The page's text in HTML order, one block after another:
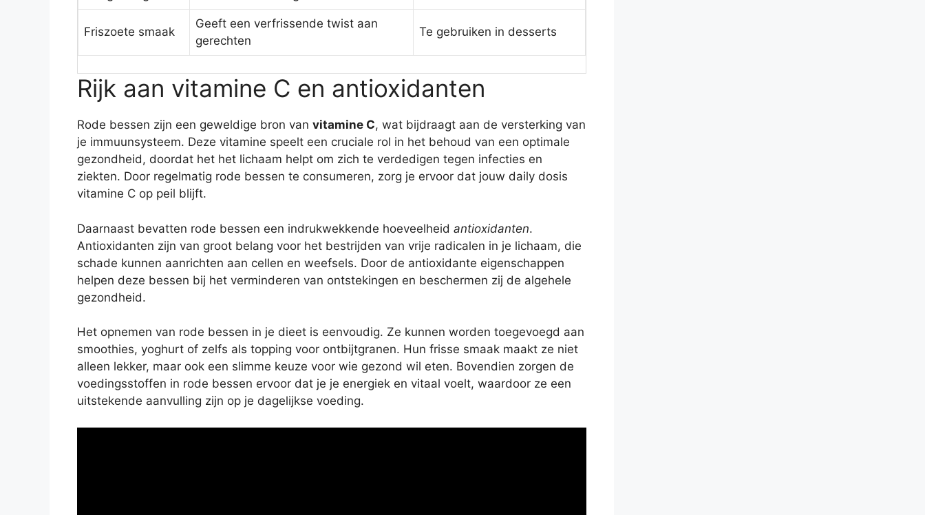
Friszoete smaak
Geeft een verfrissende twist aan
gerechten
Te gebruiken in desserts
Rijk aan vitamine C en antioxidanten
Rode bessen zijn een geweldige bron van vitamine C, wat bijdraagt aan de versterking van
je immuunsysteem. Deze vitamine speelt een cruciale rol in het behoud van een optimale
gezondheid, doordat het het lichaam helpt om zich te verdedigen tegen infecties en
ziekten. Door regelmatig rode bessen te consumeren, zorg je ervoor dat jouw daily dosis
vitamine C op peil blijft.
Daarnaast bevatten rode bessen een indrukwekkende hoeveelheid antioxidanten.
Antioxidanten zijn van groot belang voor het bestrijden van vrije radicalen in je lichaam, die
schade kunnen aanrichten aan cellen en weefsels. Door de antioxidante eigenschappen
helpen deze bessen bij het verminderen van ontstekingen en beschermen zij de algehele
gezondheid.
Het opnemen van rode bessen in je dieet is eenvoudig. Ze kunnen worden toegevoegd aan
smoothies, yoghurt of zelfs als topping voor ontbijtgranen. Hun frisse smaak maakt ze niet
alleen lekker, maar ook een slimme keuze voor wie gezond wil eten. Bovendien zorgen de
voedingsstoffen in rode bessen ervoor dat je je energiek en vitaal voelt, waardoor ze een
uitstekende aanvulling zijn op je dagelijkse voeding.